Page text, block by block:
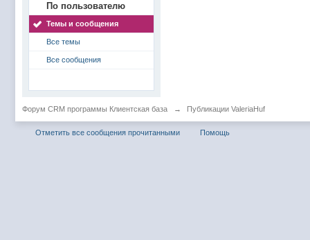
По пользователю
Темы и сообщения
Все темы
Все сообщения
Форум CRM программы Клиентская база → Публикации ValeriaHuf
Отметить все сообщения прочитанными Помощь